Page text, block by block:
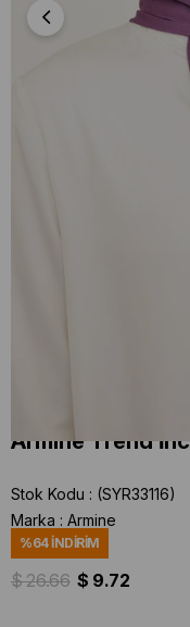
Armine Trend
Stok Kodu
(SYR33116)
Marka : Armine
%64İNDIRIM
$ 26.66 $ 9.72